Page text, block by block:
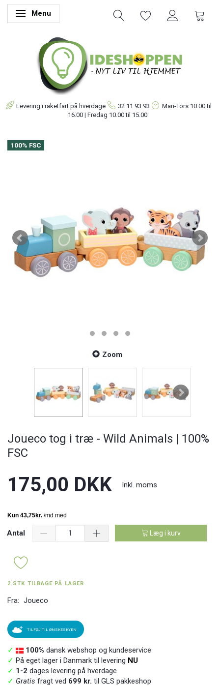
Skifte navigation
Menu
Levering i raketfart på hverdage 32 11 93 93 Man-Tors 10.00 til
16.00 | Fredag 10.00 til 15.00
100% FSC
Zoom
Joueco tog i træ - Wild Animals | 100%
FSC
175,00 DKK Inkl. moms
Antal Læg i kurv
2 STK TILBAGE PÅ LAGER
Fra: Joueco
TILFØJ TIL ØNSKESKYEN
✓ 100% dansk webshop og kundeservice
✓ På eget lager i Danmark til levering NU
✓ 1-2 dages levering på hverdage
✓ Gratis fragt ved 699 kr. til GLS pakkeshop